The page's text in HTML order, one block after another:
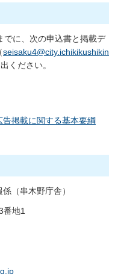
でに、次の申込書と掲載デ
seisaku4@city.ichikikushikin
ください。
告掲載に関する基本要綱
（串木野庁舎）
番地1